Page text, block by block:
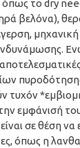
το dry
βελόνα),
τυχόν
εμφάνισή
σε θέση να
όπως η